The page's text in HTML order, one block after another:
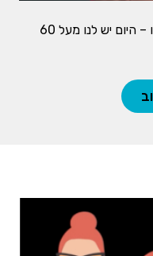
התחלנו בלב תל אביב, ומאז לא עצרנו – היום יש לנו מעל 60